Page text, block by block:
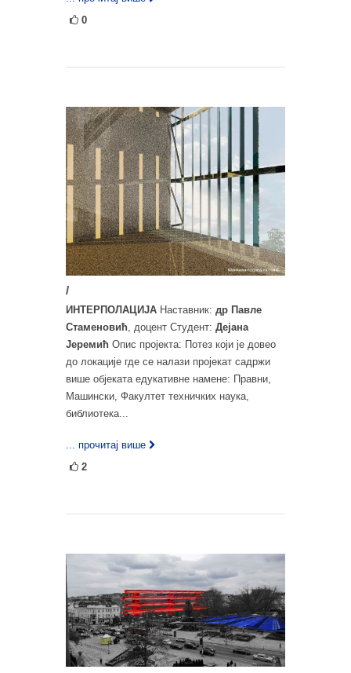
0
/
ИНТЕРПОЛАЦИЈА Наставник: др Павле
Стаменовић, доцент Студент: Дејана
Јеремић Опис пројекта: Потез који је довео
до локације где се налази пројекат садржи
више објеката едукативне намене: Правни,
Машински, Факултет техничких наука,
библиотека...
... прочитај више
2